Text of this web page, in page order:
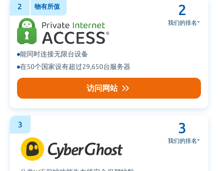
物有所值
2
能同时连接无限台设备
在50个国家设有超过29,650台服务器
2
我们的排名*
访问网站
3 3
我们的排名*